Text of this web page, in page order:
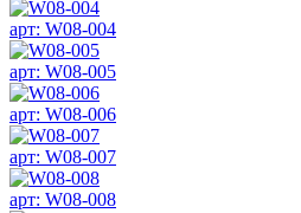
арт: W08-004
арт: W08-005
арт: W08-006
арт: W08-007
арт: W08-008